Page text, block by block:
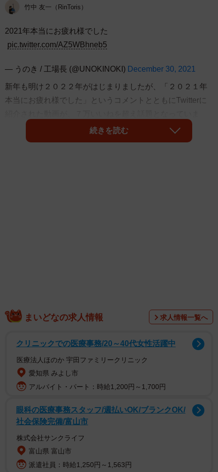
竹中 友一（RinToris）
2021年本当にお疲れ様でした
pic.twitter.com/AZ5WBhneb5
— うのき / 工場長 (@UNOKINOKI) December 30, 2021
新年も明け２０２２年がはじまりましたが、「２０２１年
本当にお疲れ様でした」というコメントとともにTwitterに
そろそろと、何かが起こりそうな予兆の１月からはじまり
――。
月日が経つ早さ１月 ※うのき / 工場長さん提供
続きを読む
まいどなの求人情報 求人情報一覧へ
クリニックでの医療事務/20～40代女性活躍中
医療法人ほのか 宇田ファミリークリニック
愛知県 みよし市
アルバイト・パート：時給1,200円～1,700円
眼科の医療事務スタッフ/週払いOK/ブランクOK/
社会保険完備/富山市
株式会社サンクライフ
富山県 富山市
派遣社員：時給1,250円～1,563円